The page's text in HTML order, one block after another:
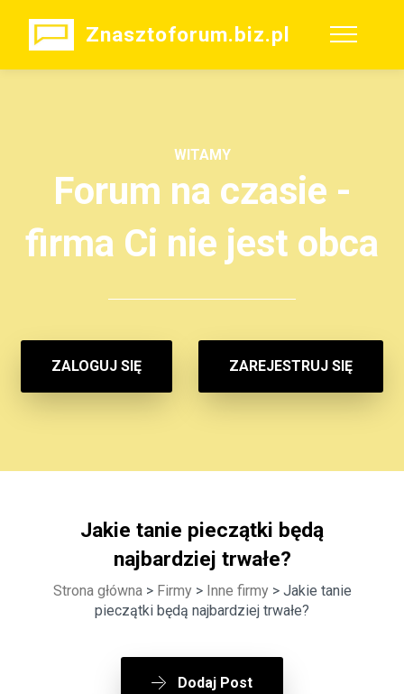
Znasztoforum.biz.pl
WITAMY
Forum na czasie -
firma Ci nie jest obca
ZALOGUJ SIĘ ZAREJESTRUJ SIĘ
Jakie tanie pieczątki będą
najbardziej trwałe?
Strona główna> Firmy> Inne firmy> Jakie tanie
pieczątki będą najbardziej trwałe?
Dodaj Post